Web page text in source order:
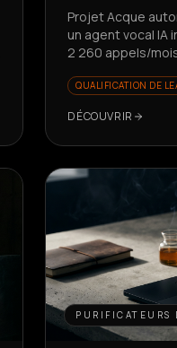
Projet Acque
un agent vocal IA
2 260 appels/
répétitives ?
QUALIFICATION DE
DÉCOUVRIR
PURIFICATEURS